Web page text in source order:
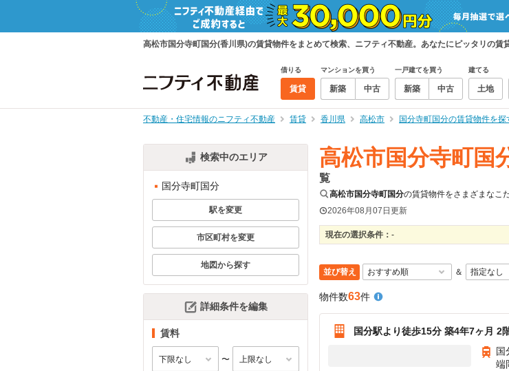
高松市国分寺町国分(香川県)の賃貸物件をまとめて検索、ニフティ不動産。あなたにピッタリの賃
借りる
賃貸
マンションを買う
新築 中古
一戸建てを買う
新築 中古
建てる
土地
不動産・住宅情報のニフティ不動産 賃貸 香川県 高松市 国分寺町国分の賃貸物件を探
検索中のエリア
国分寺町国分
駅を変更
市区町村を変更
地図から探す
詳細条件を編集
賃料
〜
高松市国分寺町国
覧
高松市国分寺町国分の賃貸物件をさまざまなこ
2026年08月07日更新
現在の選択条件： -
並び替え ＆
物件数63件
国分駅より徒歩15分 築4年7ヶ月 2
国
端